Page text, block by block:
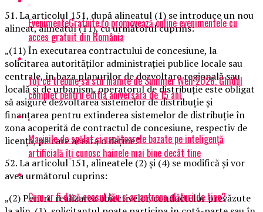
51. La articolul 151, după alineatul (1) se introduce un nou
alineat, alineatul (11), cu următorul cuprins:
„(11) În executarea contractului de concesiune, la
solicitarea autorităţilor administraţiei publice locale sau
centrale, în baza planurilor de dezvoltare regională sau
locală şi de urbanism, operatorul de distribuţie este obligat
să asigure dezvoltarea sistemelor de distribuţie şi
finanţarea pentru extinderea sistemelor de distribuţie în
zona acoperită de contractul de concesiune, respectiv de
licenţă, pe care acesta o deţine.”
52. La articolul 151, alineatele (2) şi (4) se modifică şi vor
avea următorul cuprins:
„(2) Pentru realizarea obiectivelor/conductelor prevăzute
EvenimenteGratuite.ro promovează online evenimentele cu
acces gratuit din România
Tot ce trebuie sa stii inainte de Summer Well 2026. Ghidul
complet pentru editia aniversara de 15 ani
Mașinile de spălat și uscătoarele bazate pe inteligență
artificială îți cunosc hainele mai bine decât tine
Cum ar fi dacă ceasul tău s-ar antrena alături de tine?